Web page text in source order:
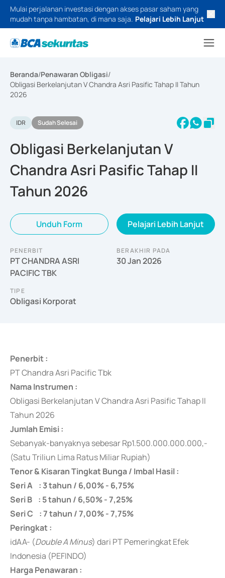
Mulai perjalanan investasi dengan akses pasar saham yang
mudah tanpa hambatan, di mana saja. Pelajari Lebih Lanjut
Beranda/Penawaran Obligasi/
Obligasi Berkelanjutan V Chandra Asri Pasific Tahap II Tahun
2026
IDR Sudah Selesai
Obligasi Berkelanjutan V
Chandra Asri Pasific Tahap II
Tahun 2026
Unduh Form Pelajari Lebih Lanjut
PENERBIT
PT CHANDRA ASRI
PACIFIC TBK
BERAKHIR PADA
30 Jan 2026
TIPE
Obligasi Korporat
Penerbit :
PT Chandra Asri Pacific Tbk
Nama Instrumen :
Obligasi Berkelanjutan V Chandra Asri Pasific Tahap II
Tahun 2026
Jumlah Emisi :
Sebanyak-banyaknya sebesar Rp1.500.000.000.000,-
(Satu Triliun Lima Ratus Miliar Rupiah)
Tenor & Kisaran Tingkat Bunga / Imbal Hasil :
Seri A : 3 tahun / 6,00% - 6,75%
Seri B : 5 tahun / 6,50% - 7,25%
Seri C : 7 tahun / 7,00% - 7,75%
Peringkat :
idAA- (Double A Minus) dari PT Pemeringkat Efek
Indonesia (PEFINDO)
Harga Penawaran :